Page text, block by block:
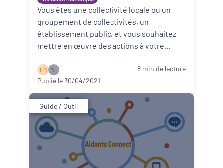
Dynamiques territoriales pour l’emploi
Transitions
Date de publication
Vous êtes une collectivité locale ou un
groupement de collectivités, un
établissement public, et vous souhaitez
mettre en œuvre des actions à votre
Lire la suite
L B B L
8 min de lecture
Publié le 30/04/2021
Guide / Outil